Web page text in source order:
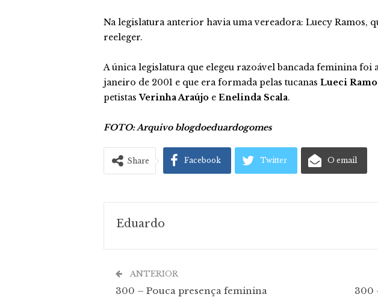
Na legislatura anterior havia uma vereadora: Luecy Ramos,
reeleger.
A única legislatura que elegeu razoável bancada feminina foi
janeiro de 2001 e que era formada pelas tucanas Lueci
petistasVerinha Araújo e Enelinda Scala.
FOTO: Arquivo blogdoeduardogomes
Share Facebook Twitter O email
Eduardo
ANTERIOR
300 – Pouca presença feminina 300